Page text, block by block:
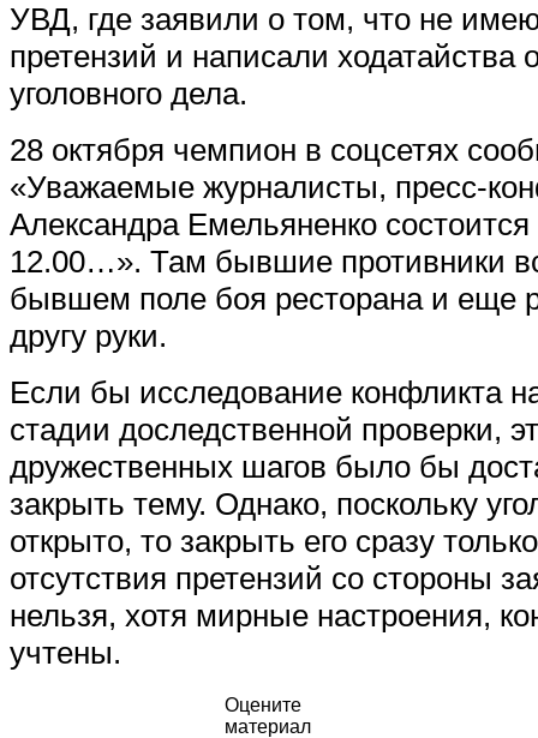
УВД, где заявили о том, что не
претензий и написали ходатайства
уголовного дела.
28 октября чемпион в соцсетях
«Уважаемые журналисты, пресс-
Александра Емельяненко состоится
12.00…». Там бывшие противники
бывшем поле боя ресторана и еще
другу руки.
Если бы исследование конфликта
стадии доследственной проверки,
дружественных шагов было бы
закрыть тему. Однако, поскольку
открыто, то закрыть его сразу
отсутствия претензий со стороны
нельзя, хотя мирные настроения,
учтены.
Оцените
материал